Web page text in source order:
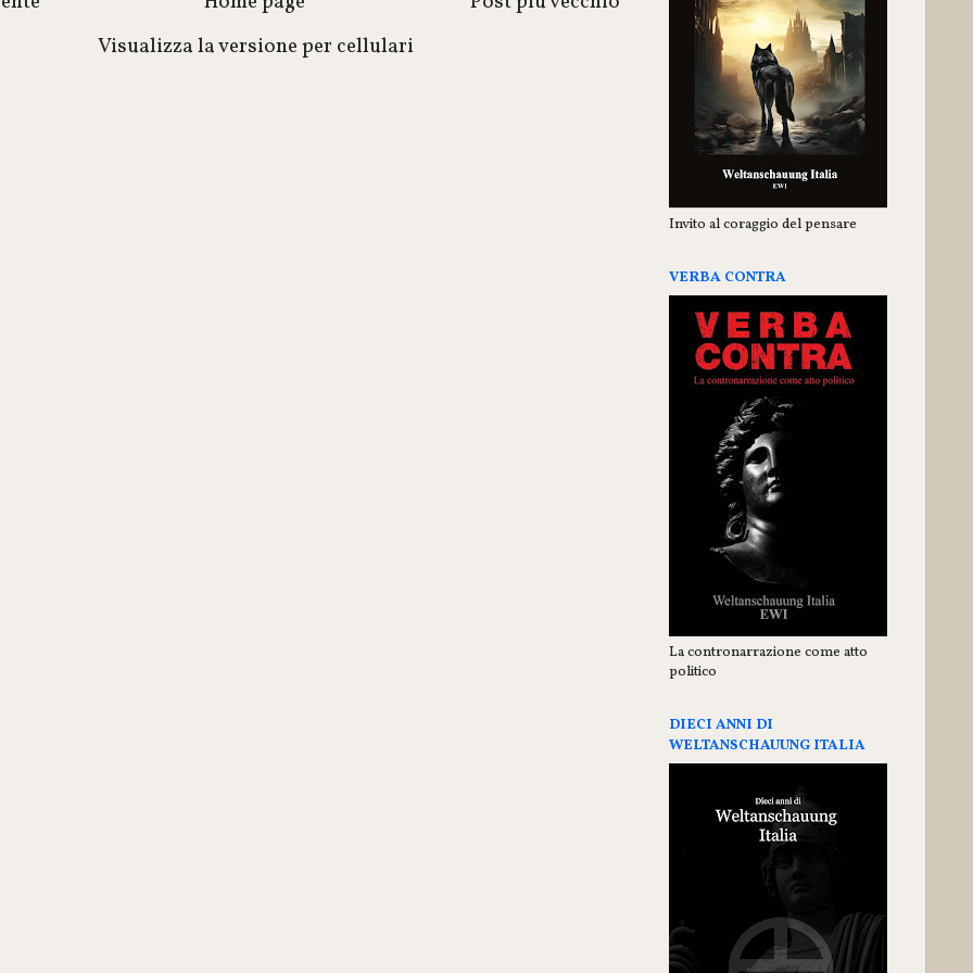
Visualizza la versione per cellulari
Invito al coraggio del pensare
VERBA CONTRA
La contronarrazione come atto
politico
DIECI ANNI DI
WELTANSCHAUUNG ITALIA